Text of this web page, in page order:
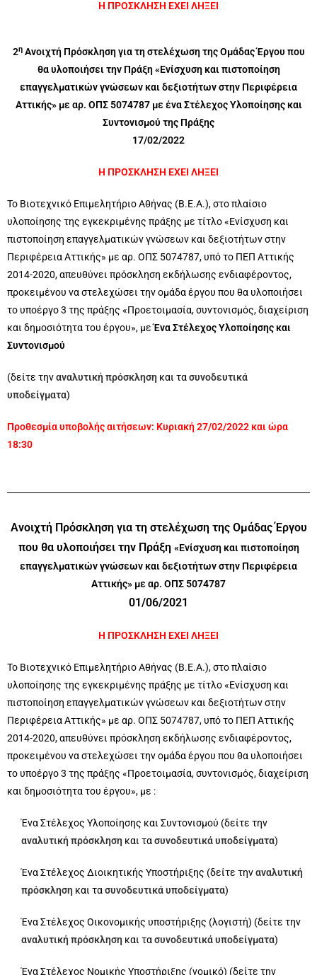
Η ΠΡΟΣΚΛΗΣΗ ΕΧΕΙ ΛΗΞΕΙ
2ηΑνοιχτή Πρόσκληση για τη στελέχωση της Ομάδας Έργου που
θα υλοποιήσει την Πράξη «Ενίσχυση και πιστοποίηση
επαγγελματικών γνώσεων και δεξιοτήτων στην Περιφέρεια
Αττικής» με αρ. ΟΠΣ 5074787 με ένα Στέλεχος Υλοποίησης και
Συντονισμού της Πράξης
17/02/2022
Η ΠΡΟΣΚΛΗΣΗ ΕΧΕΙ ΛΗΞΕΙ
Το Βιοτεχνικό Επιμελητήριο Αθήνας (Β.Ε.Α.), στο πλαίσιο
υλοποίησης της εγκεκριμένης πράξης με τίτλο «Ενίσχυση και
πιστοποίηση επαγγελματικών γνώσεων και δεξιοτήτων στην
Περιφέρεια Αττικής» με αρ. ΟΠΣ 5074787, υπό το ΠΕΠ Αττικής
2014-2020, απευθύνει πρόσκληση εκδήλωσης ενδιαφέροντος,
προκειμένου να στελεχώσει την ομάδα έργου που θα υλοποιήσει
το υποέργο 3 της πράξης «Προετοιμασία, συντονισμός, διαχείριση
και δημοσιότητα του έργου», μεΈνα Στέλεχος Υλοποίησης και
Συντονισμού
(δείτε τηναναλυτική πρόσκληση και τασυνοδευτικά
υποδείγματα)
Προθεσμία υποβολής αιτήσεων: Κυριακή 27/02/2022 και ώρα
18:30
Ανοιχτή Πρόσκληση για τη στελέχωση της Ομάδας Έργου
που θα υλοποιήσει την Πράξη «Ενίσχυση και πιστοποίηση
επαγγελματικών γνώσεων και δεξιοτήτων στην Περιφέρεια
Αττικής» με αρ. ΟΠΣ 5074787
01/06/2021
Η ΠΡΟΣΚΛΗΣΗ ΕΧΕΙ ΛΗΞΕΙ
Το Βιοτεχνικό Επιμελητήριο Αθήνας (Β.Ε.Α.), στο πλαίσιο
υλοποίησης της εγκεκριμένης πράξης με τίτλο «Ενίσχυση και
πιστοποίηση επαγγελματικών γνώσεων και δεξιοτήτων στην
Περιφέρεια Αττικής» με αρ. ΟΠΣ 5074787, υπό το ΠΕΠ Αττικής
2014-2020, απευθύνει πρόσκληση εκδήλωσης ενδιαφέροντος,
προκειμένου να στελεχώσει την ομάδα έργου που θα υλοποιήσει
το υποέργο 3 της πράξης «Προετοιμασία, συντονισμός, διαχείριση
και δημοσιότητα του έργου», με :
Ένα Στέλεχος Υλοποίησης και Συντονισμού (δείτε την
αναλυτική πρόσκληση και τασυνοδευτικά υποδείγματα)
Ένα Στέλεχος Διοικητικής Υποστήριξης (δείτε τηναναλυτική
πρόσκληση και τασυνοδευτικά υποδείγματα)
Ένα Στέλεχος Οικονομικής υποστήριξης (λογιστή) (δείτε την
αναλυτική πρόσκληση και τασυνοδευτικά υποδείγματα)
Ένα Στέλεχος Νομικής Υποστήριξης (νομικό) (δείτε την